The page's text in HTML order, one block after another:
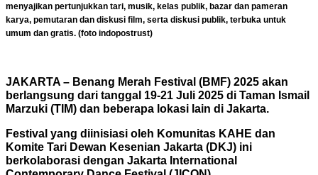
menyajikan pertunjukkan tari, musik, kelas publik, bazar dan pameran
karya, pemutaran dan diskusi film, serta diskusi publik, terbuka untuk
umum dan gratis. (foto indopostrust)
JAKARTA – Benang Merah Festival (BMF) 2025 akan
berlangsung dari tanggal 19-21 Juli 2025 di Taman Ismail
Marzuki (TIM) dan beberapa lokasi lain di Jakarta.
Festival yang diinisiasi oleh Komunitas KAHE dan
Komite Tari Dewan Kesenian Jakarta (DKJ) ini
berkolaborasi dengan Jakarta International